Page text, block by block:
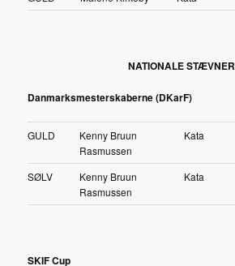
NATIONALE STÆVNER
Danmarksmesterskaberne (DKarF)
GULD
Kenny Bruun
Rasmussen
Kata
SØLV
Kenny Bruun
Rasmussen
Kata
SKIF Cup